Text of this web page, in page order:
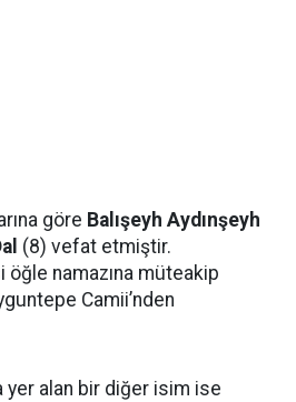
göre Balışeyh Aydınşeyh
(8) vefat etmiştir.
namazına müteakip
Camii’nden
yer alan bir diğer isim ise